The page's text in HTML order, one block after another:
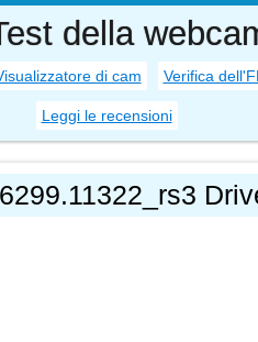
della
di cam Verifica
Leggi le recensioni